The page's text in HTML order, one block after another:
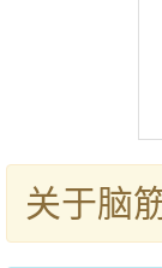
关于脑